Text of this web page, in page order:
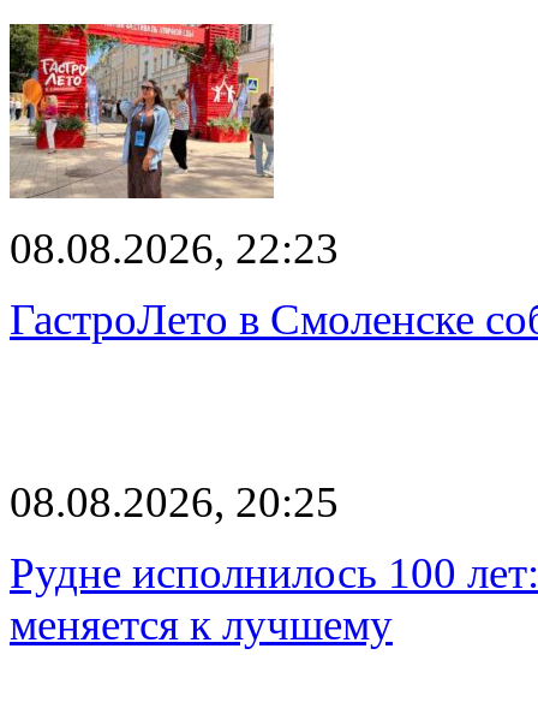
08.08.2026, 22:23
ГастроЛето в Смоленске
08.08.2026, 20:25
Рудне исполнилось 100
меняется к лучшему